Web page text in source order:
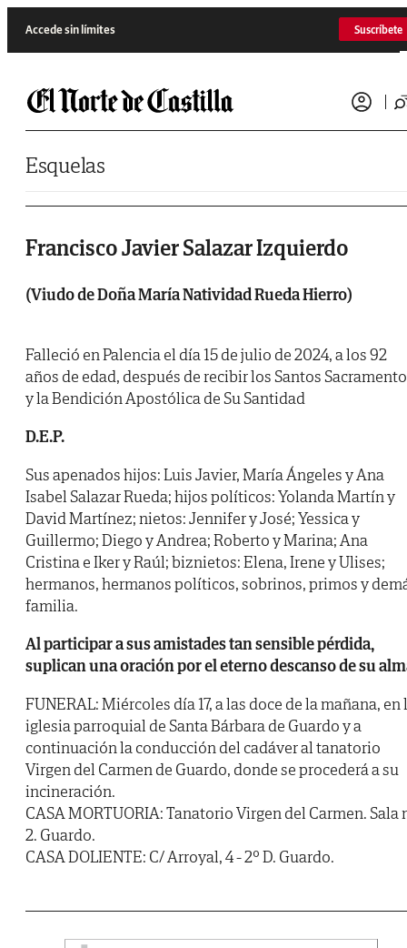
Accede sin límites Suscríbete
Esquelas
Francisco Javier Salazar Izquierdo
(Viudo de Doña María Natividad Rueda Hierro)
Falleció en Palencia el día 15 de julio de 2024, a los 92
años de edad, después de recibir los Santos
y la Bendición Apostólica de Su Santidad
D.E.P.
Sus apenados hijos: Luis Javier, María Ángeles y Ana
Isabel Salazar Rueda; hijos políticos: Yolanda Martín y
David Martínez; nietos: Jennifer y José; Yessica y
Guillermo; Diego y Andrea; Roberto y Marina; Ana
Cristina e Iker y Raúl; biznietos: Elena, Irene y Ulises;
hermanos, hermanos políticos, sobrinos, primos y
familia.
Al participar a sus amistades tan sensible pérdida,
suplican una oración por el eterno descanso de su
FUNERAL: Miércoles día 17, a las doce de la mañana, en
iglesia parroquial de Santa Bárbara de Guardo y a
continuación la conducción del cadáver al tanatorio
Virgen del Carmen de Guardo, donde se procederá a su
incineración.
CASA MORTUORIA: Tanatorio Virgen del Carmen. Sala
2. Guardo.
CASA DOLIENTE: C/ Arroyal, 4 - 2º D. Guardo.